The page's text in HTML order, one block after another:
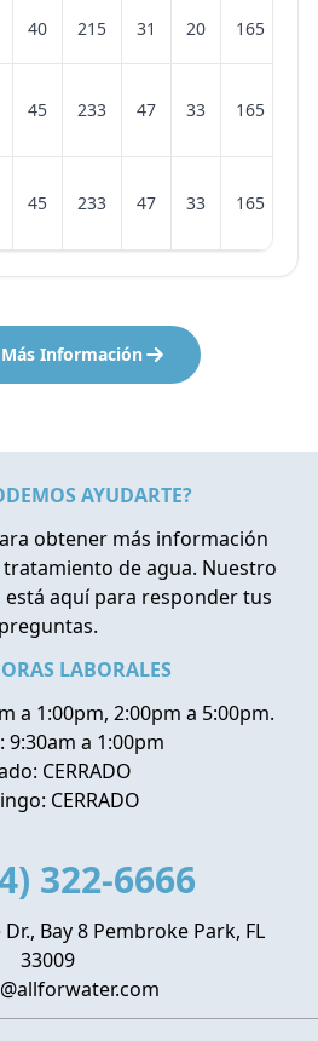
40 215 31 20 165
45 233 47 33 165
45 233 47 33 165
Información
AYUDARTE?
obtener más información
de agua. Nuestro
aquí para responder tus
preguntas.
LABORALES
a 1:00pm, 2:00pm a 5:00pm.
9:30am a 1:00pm
CERRADO
CERRADO
322-6666
Dr., Bay 8 Pembroke Park, FL
33009